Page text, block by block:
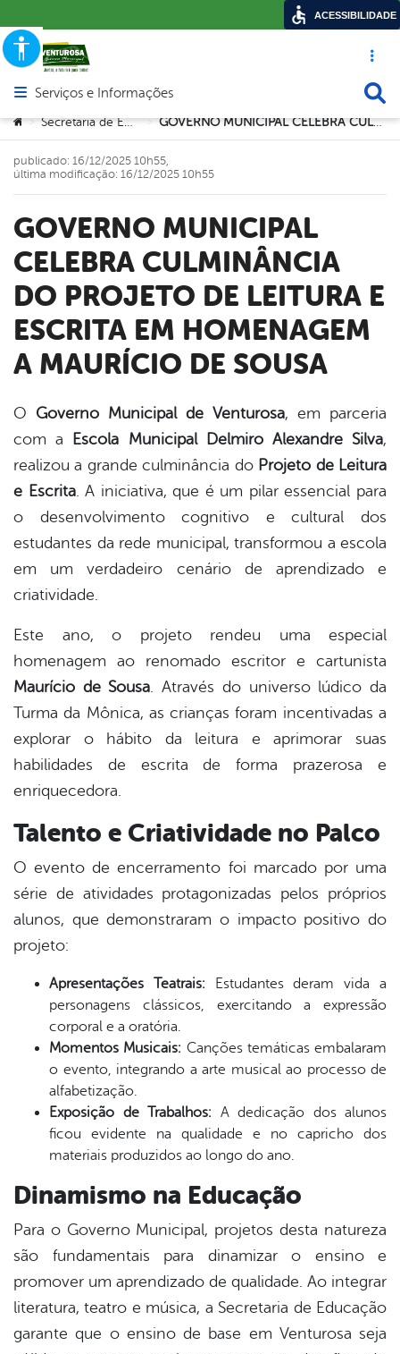
Acesso
Abrir menu principal de navegação
Serviços e Informações
Você está aqui:
> Secretaria de Educação > GOVERNO MUNICIPAL CELEBRA CULMINÂNCIA DO PROJETO DE LEITURA E ESCRITA EM HOMENAGEM A MAURÍCIO DE SOUSA
GOVERNO MUNICIPAL
CELEBRA CULMINÂNCIA
DO PROJETO DE LEITURA E
ESCRITA EM HOMENAGEM
A MAURÍCIO DE SOUSA
publicado: 16/12/2025 10h55,
última modificação: 16/12/2025 10h55
O Governo Municipal de Venturosa, em parceria
com a Escola Municipal Delmiro Alexandre Silva,
realizou a grande culminância do Projeto de Leitura
e Escrita. A iniciativa, que é um pilar essencial para
o desenvolvimento cognitivo e cultural dos
estudantes da rede municipal, transformou a escola
em um verdadeiro cenário de aprendizado e
criatividade.
Este ano, o projeto rendeu uma especial
homenagem ao renomado escritor e cartunista
Maurício de Sousa. Através do universo lúdico da
Turma da Mônica, as crianças foram incentivadas a
explorar o hábito da leitura e aprimorar suas
habilidades de escrita de forma prazerosa e
enriquecedora.
Talento e Criatividade no Palco
O evento de encerramento foi marcado por uma
série de atividades protagonizadas pelos próprios
alunos, que demonstraram o impacto positivo do
projeto:
Apresentações Teatrais: Estudantes deram vida a
personagens clássicos, exercitando a expressão
corporal e a oratória.
Momentos Musicais: Canções temáticas embalaram
o evento, integrando a arte musical ao processo de
alfabetização.
Exposição de Trabalhos: A dedicação dos alunos
ficou evidente na qualidade e no capricho dos
materiais produzidos ao longo do ano.
Dinamismo na Educação
Para o Governo Municipal, projetos desta natureza
são fundamentais para dinamizar o ensino e
promover um aprendizado de qualidade. Ao integrar
literatura, teatro e música, a Secretaria de Educação
garante que o ensino de base em Venturosa seja
ACESSIBILIDADE